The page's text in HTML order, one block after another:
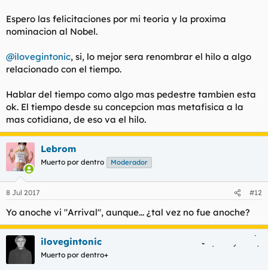
Espero las felicitaciones por mi teoria y la proxima
nominacion al Nobel.
@ilovegintonic, si, lo mejor sera renombrar el hilo a algo
relacionado con el tiempo.
Hablar del tiempo como algo mas pedestre tambien esta
ok. El tiempo desde su concepcion mas metafisica a la
mas cotidiana, de eso va el hilo.
Lebrom
Muerto por dentro Moderador
8 Jul 2017 #12
Yo anoche vi "Arrival", aunque... ¿tal vez no fue anoche?
ilovegintonic
Muerto por dentro+